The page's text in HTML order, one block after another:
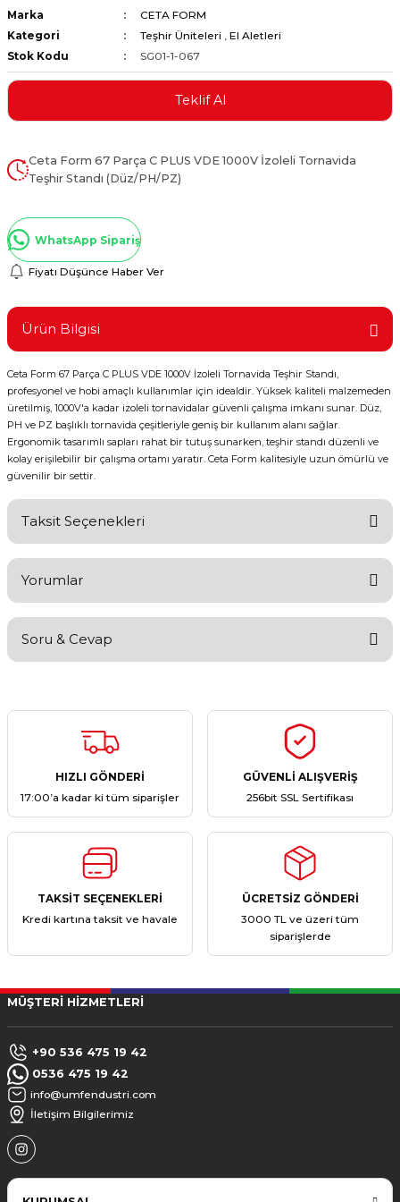
ve Penseler
Marka
CETA FORM
Kategori
Teşhir Üniteleri , El Aletleri
Stok Kodu
SG01-1-067
Teklif Al
Ceta Form 67 Parça C PLUS VDE 1000V İzoleli Tornavida
Teşhir Standı (Düz/PH/PZ)
WhatsApp Sipariş
Fiyatı Düşünce Haber Ver
Ürün Bilgisi
Ceta Form 67 Parça C PLUS VDE 1000V İzoleli Tornavida Teşhir Standı,
profesyonel ve hobi amaçlı kullanımlar için idealdir. Yüksek kaliteli malzemeden
üretilmiş, 1000V'a kadar izoleli tornavidalar güvenli çalışma imkanı sunar. Düz,
PH ve PZ başlıklı tornavida çeşitleriyle geniş bir kullanım alanı sağlar.
Ergonomik tasarımlı sapları rahat bir tutuş sunarken, teşhir standı düzenli ve
kolay erişilebilir bir çalışma ortamı yaratır. Ceta Form kalitesiyle uzun ömürlü ve
güvenilir bir settir.
Taksit Seçenekleri
Yorumlar
Yorum Yaz
Soru & Cevap
Ürün hakkında henüz soru sorulmamış.
HIZLI GÖNDERİ
17:00’a kadar ki tüm siparişler
GÜVENLİ ALIŞVERİŞ
256bit SSL Sertifikası
TAKSİT SEÇENEKLERİ
Kredi kartına taksit ve havale
ÜCRETSİZ GÖNDERİ
3000 TL ve üzeri tüm
siparişlerde
MÜŞTERİ HİZMETLERİ
+90 536 475 19 42
0536 475 19 42
info@umfendustri.com
İletişim Bilgilerimiz